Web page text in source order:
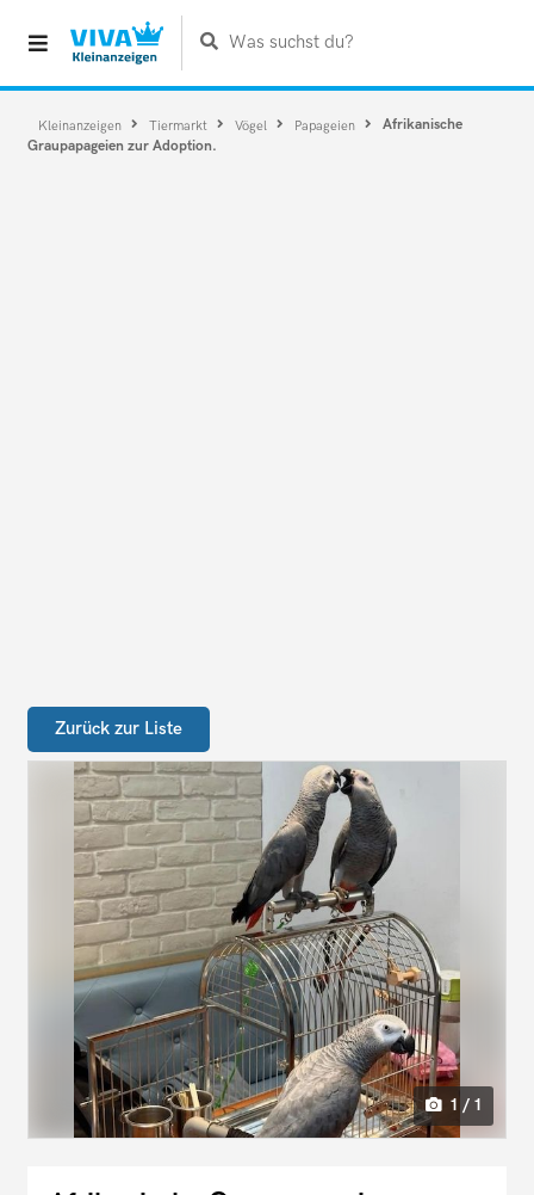
Was suchst du?
Kleinanzeigen Tiermarkt Vögel Papageien
Afrikanische
Graupapageien zur Adoption.
Zurück zur Liste
1 / 1